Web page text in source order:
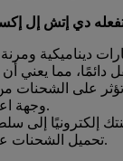
ديناميكية
مما يعني
على الشحنات
وجهة اعتمادًا على المسار.
إلكترونيًا إلى
تحميل الشحنات على متن الطائرات.